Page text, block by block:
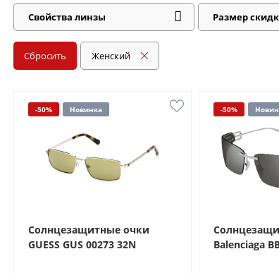
Свойства линзы Размер
Сбросить Женский
-50% Новинка
Солнцезащитные очки
GUESS GUS 00273 32N
-50%
Balenciaga